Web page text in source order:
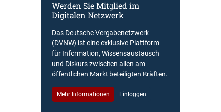
Werden Sie Mitglied im
Digitalen Netzwerk
Das Deutsche Vergabenetzwerk
(DVNW) ist eine exklusive Plattform
für Information, Wissensaustausch
und Diskurs zwischen allen am
öffentlichen Markt beteiligten Kräften.
Mehr Informationen Einloggen